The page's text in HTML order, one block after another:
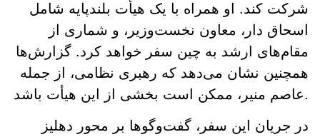
شرکت کند. او همراه با یک هیأت بلندپایه شامل
اسحاق دار، معاون نخست‌وزیر، و شماری از
مقام‌های ارشد به چین سفر خواهد کرد. گزارش‌ها
همچنین نشان می‌دهد که رهبری نظامی، از جمله
عاصم منیر، ممکن است بخشی از این هیأت باشد.
در جریان این سفر، گفت‌وگوها بر محور دهلیز